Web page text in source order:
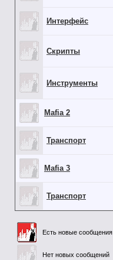
Интерфейс
Скрипты
Инструменты
Mafia 2
Транспорт
Mafia 3
Транспорт
Есть новые сообщения
Нет новых сообщений